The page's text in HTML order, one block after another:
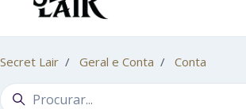
Secret Lair Geral e Conta Conta
Pesquisa